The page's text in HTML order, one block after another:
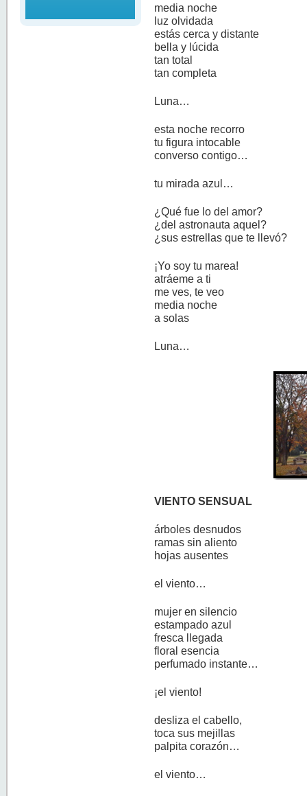
media noche
luz olvidada
estás cerca y distante
bella y lúcida
tan total
tan completa
Luna…
esta noche recorro
tu figura intocable
converso contigo…
tu mirada azul…
¿Qué fue lo del amor?
¿del astronauta aquel?
¿sus estrellas que te llevó?
¡Yo soy tu marea!
atráeme a ti
me ves, te veo
media noche
a solas
Luna…
VIENTO SENSUAL
árboles desnudos
ramas sin aliento
hojas ausentes
el viento…
mujer en silencio
estampado azul
fresca llegada
floral esencia
perfumado instante…
¡el viento!
desliza el cabello,
toca sus mejillas
palpita corazón…
el viento…